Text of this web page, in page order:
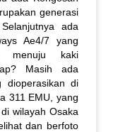
generasi
ada
Ae4/7 yang
menuju kaki
Masih ada
dioperasikan di
311 EMU, yang
wilayah Osaka
dan berfoto